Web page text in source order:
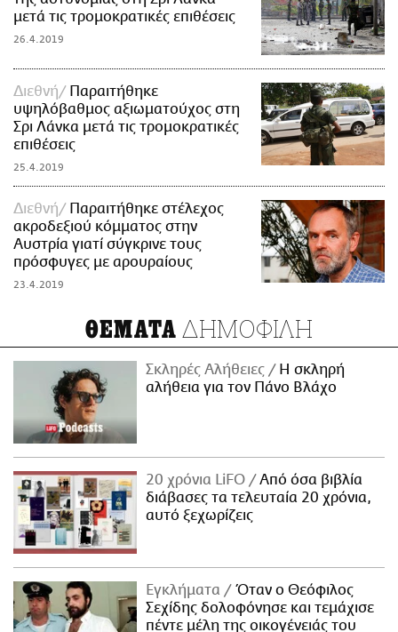
μετά τις τρομοκρατικές επιθέσεις
26.4.2019
Διεθνή
Παραιτήθηκε
υψηλόβαθμος αξιωματούχος στη
Σρι Λάνκα μετά τις τρομοκρατικές
επιθέσεις
25.4.2019
Διεθνή
Παραιτήθηκε στέλεχος
ακροδεξιού κόμματος στην
Αυστρία γιατί σύγκρινε τους
πρόσφυγες με αρουραίους
23.4.2019
ΘΕΜΑΤΑ ΔΗΜΟΦΙΛΗ
Σκληρές Αλήθειες
H σκληρή
αλήθεια για τον Πάνο Βλάχο
20 χρόνια LiFO
Από όσα βιβλία
διάβασες τα τελευταία 20 χρόνια,
αυτό ξεχωρίζεις
Εγκλήματα
Όταν ο Θεόφιλος
Σεχίδης δολοφόνησε και τεμάχισε
πέντε μέλη της οικογένειάς του